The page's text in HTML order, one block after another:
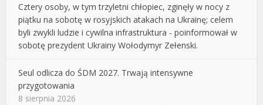
Cztery osoby, w tym trzyletni chłopiec, zginęły w nocy z
piątku na sobotę w rosyjskich atakach na Ukrainę; celem
byli zwykli ludzie i cywilna infrastruktura - poinformował w
sobotę prezydent Ukrainy Wołodymyr Zełenski.
Seul odlicza do ŚDM 2027. Trwają intensywne
przygotowania
8 sierpnia 2026